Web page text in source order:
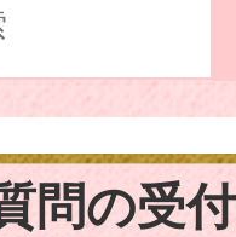
問の受